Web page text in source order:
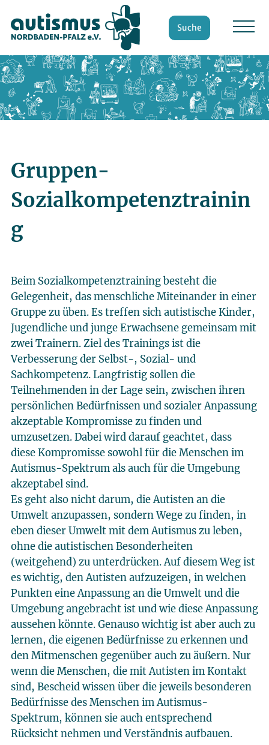
Suche
Gruppen-
Sozialkompetenztrainin
g
Beim Sozialkompetenztraining besteht die
Gelegenheit, das menschliche Miteinander in einer
Gruppe zu üben. Es treffen sich autistische Kinder,
Jugendliche und junge Erwachsene gemeinsam mit
zwei Trainern. Ziel des Trainings ist die
Verbesserung der Selbst-, Sozial- und
Sachkompetenz. Langfristig sollen die
Teilnehmenden in der Lage sein, zwischen ihren
persönlichen Bedürfnissen und sozialer Anpassung
akzeptable Kompromisse zu finden und
umzusetzen. Dabei wird darauf geachtet, dass
diese Kompromisse sowohl für die Menschen im
Autismus-Spektrum als auch für die Umgebung
akzeptabel sind.
Es geht also nicht darum, die Autisten an die
Umwelt anzupassen, sondern Wege zu finden, in
eben dieser Umwelt mit dem Autismus zu leben,
ohne die autistischen Besonderheiten
(weitgehend) zu unterdrücken. Auf diesem Weg ist
es wichtig, den Autisten aufzuzeigen, in welchen
Punkten eine Anpassung an die Umwelt und die
Umgebung angebracht ist und wie diese Anpassung
aussehen könnte. Genauso wichtig ist aber auch zu
lernen, die eigenen Bedürfnisse zu erkennen und
den Mitmenschen gegenüber auch zu äußern. Nur
wenn die Menschen, die mit Autisten im Kontakt
sind, Bescheid wissen über die jeweils besonderen
Bedürfnisse des Menschen im Autismus-
Spektrum, können sie auch entsprechend
Rücksicht nehmen und Verständnis aufbauen.